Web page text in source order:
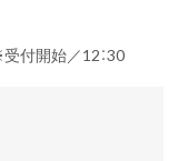
付開始／12：30